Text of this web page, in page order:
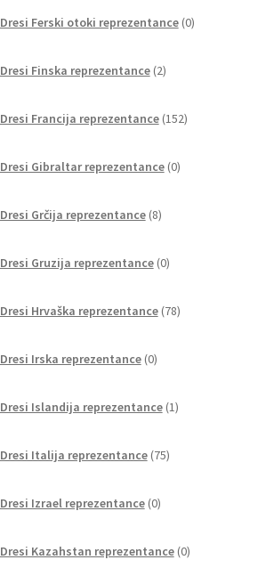
Dresi Ferski otoki reprezentance 0izdelkov
Dresi Finska reprezentance 2izdelka
Dresi Francija reprezentance 152izdelkov
Dresi Gibraltar reprezentance 0izdelkov
Dresi Grčija reprezentance 8izdelkov
Dresi Gruzija reprezentance 0izdelkov
Dresi Hrvaška reprezentance 78izdelkov
Dresi Irska reprezentance 0izdelkov
Dresi Islandija reprezentance 1izdelek
Dresi Italija reprezentance 75izdelkov
Dresi Izrael reprezentance 0izdelkov
Dresi Kazahstan reprezentance 0izdelkov